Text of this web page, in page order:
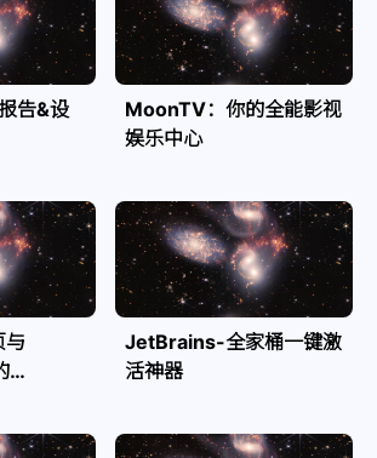
告&设
MoonTV：你的全能影视
娱乐中心
JetBrains-全家桶一键激
活神器